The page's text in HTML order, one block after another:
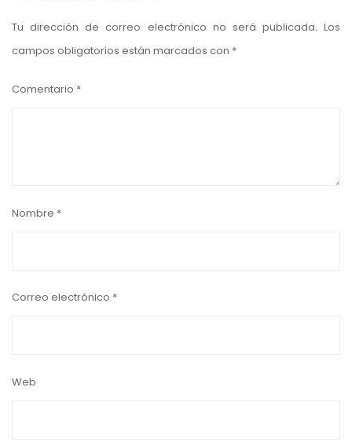
Tu dirección de correo electrónico no será publicada. Los
campos obligatorios están marcados con *
Comentario *
Nombre *
Correo electrónico *
Web